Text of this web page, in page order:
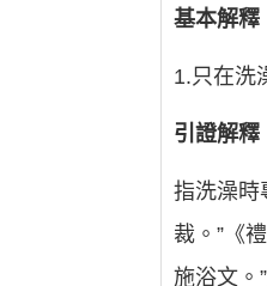
基本解釋
1.只在洗
引證解釋
指洗澡時
裁。”《
施浴文。